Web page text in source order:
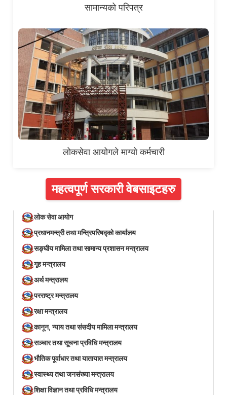
सामान्यको परिपत्र
लोकसेवा आयोगले माग्यो कर्मचारी
महत्वपूर्ण सरकारी वेबसाइटहरु
लोक सेवा आयोग
प्रधानमन्त्री तथा मन्त्रिपरिषद्को कार्यालय
सङ्घीय मामिला तथा सामान्य प्रशासन मन्त्रालय
गृह मन्त्रालय
अर्थ मन्त्रालय
परराष्ट्र मन्त्रालय
रक्षा मन्त्रालय
कानून, न्याय तथा संसदीय मामिला मन्त्रालय
सञ्‍चार तथा सूचना प्रविधि मन्त्रालय
भौतिक पूर्वाधार तथा यातायात मन्त्रालय
स्वास्थ्य तथा जनसंख्या मन्त्रालय
शिक्षा विज्ञान तथा प्रविधि मन्त्रालय